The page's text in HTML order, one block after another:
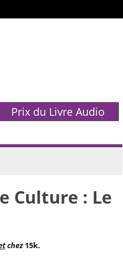
Prix du Livre Audio
Culture : Le
chez 15k.